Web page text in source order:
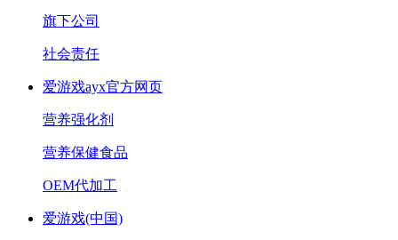
旗下公司
社会责任
爱游戏ayx官方网页
营养强化剂
营养保健食品
OEM代加工
爱游戏(中国)